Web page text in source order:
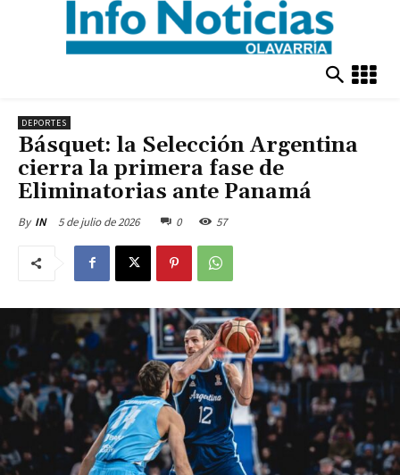
DEPORTES
Básquet: la Selección Argentina
cierra la primera fase de
Eliminatorias ante Panamá
By IN 5 de julio de 2026 0 57